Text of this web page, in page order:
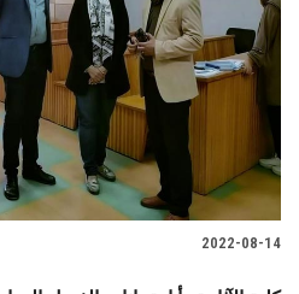
2022-08-14